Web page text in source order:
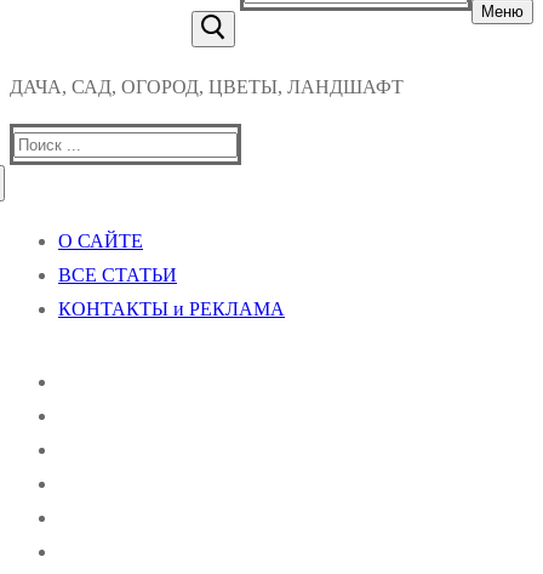
Меню
ДАЧА, САД, ОГОРОД, ЦВЕТЫ, ЛАНДШАФТ
Найти:
О САЙТЕ
ВСЕ СТАТЬИ
КОНТАКТЫ и РЕКЛАМА